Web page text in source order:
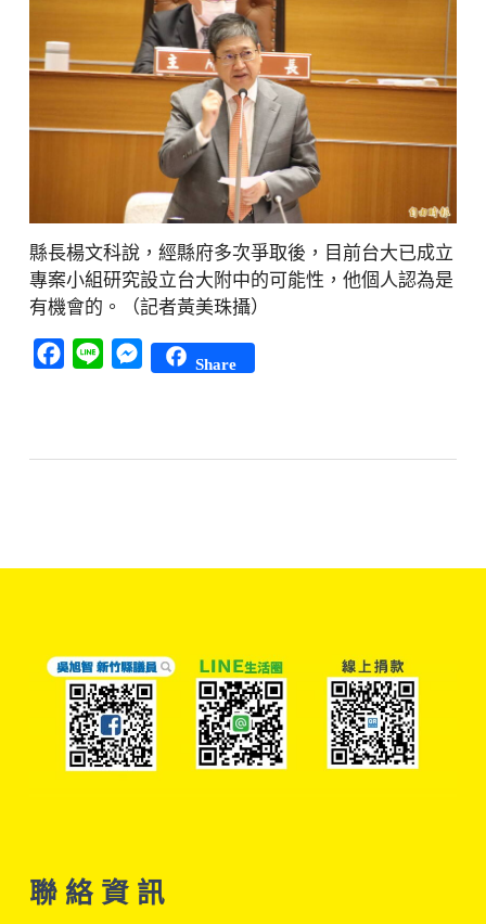
縣長楊文科說，經縣府多次爭取後，目前台大已成立
專案小組研究設立台大附中的可能性，他個人認為是
有機會的。（記者黃美珠攝）
Facebook
Line Messenger
Share
聯 絡 資 訊